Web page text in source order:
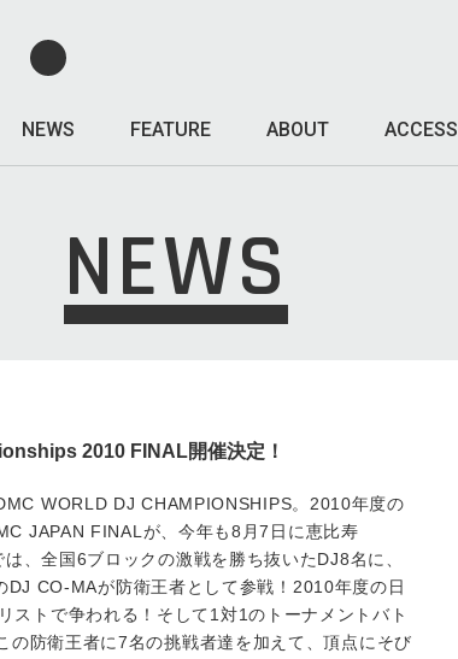
NEWS FEATURE ABOUT ACCESS
NEWS
2010 FINAL開催決定！
WORLD DJ CHAMPIONSHIPS。2010年度の
JAPAN FINALが、今年も8月7日に恵比寿
、全国6ブロックの激戦を勝ち抜いたDJ8名に、
CO-MAが防衛王者として参戦！2010年度の日
ストで争われる！そして1対1のトーナメントバト
の防衛王者に7名の挑戦者達を加えて、頂点にそび